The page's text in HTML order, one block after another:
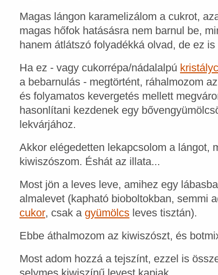
Magas lángon karamelizálom a cukrot,
magas hőfok hatásásra nem barnul be,
hanem átlátszó folyadékká olvad, de ez
Ha ez - vagy cukorrépa/nádalalpú
a bebarnulás - megtörtént, ráhalmozom
és folyamatos kevergetés mellett
hasonlítani kezdenek egy
lekvárjához.
Akkor elégedetten lekapcsolom a lángot,
kiwiszószom. Éshát az illata...
Most jön a leves leve, amihez egy
almalevet (kapható bioboltokban, semmi
cukor, csak a gyümölcs leves tisztán).
Ebbe áthalmozom az kiwiszószt, és
Most adom hozzá a tejszínt, ezzel is